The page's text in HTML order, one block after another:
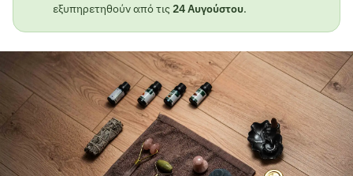
εξυπηρετηθούν από τις 24 Αυγούστου.